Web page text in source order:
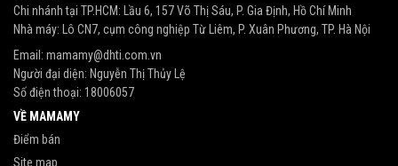
Chi nhánh tại TP.HCM: Lầu 6, 157 Võ Thị Sáu, P. Gia Định, Hồ Chí Minh
Nhà máy: Lô CN7, cụm công nghiệp Từ Liêm, P. Xuân Phương, TP. Hà Nội
Email: mamamy@dhti.com.vn
Người đại diện: Nguyễn Thị Thủy Lệ
Số điện thoại: 18006057
VỀ MAMAMY
Điểm bán
Site map